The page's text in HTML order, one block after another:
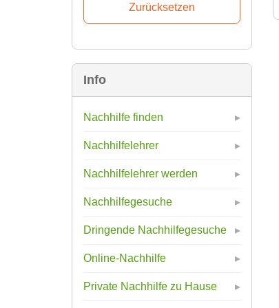
Info
Nachhilfe finden
Nachhilfelehrer
Nachhilfelehrer werden
Nachhilfegesuche
Dringende Nachhilfegesuche
Online-Nachhilfe
Private Nachhilfe zu Hause